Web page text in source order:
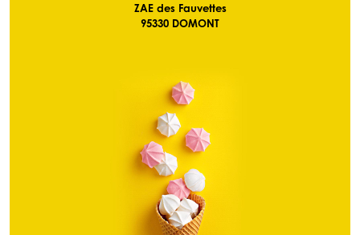
ZAE des Fauvettes
95330 DOMONT